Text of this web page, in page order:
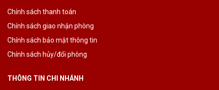
Chính sách thanh toán
Chính sách giao nhận phòng
Chính sách bảo mật thông tin
Chính sách hủy/đổi phòng
THÔNG TIN CHI NHÁNH